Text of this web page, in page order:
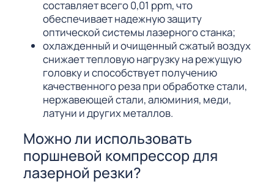
составляет всего 0,01 ppm, что
обеспечивает надежную защиту
оптической системы лазерного станка;
охлажденный и очищенный сжатый воздух
снижает тепловую нагрузку на режущую
головку и способствует получению
качественного реза при обработке стали,
нержавеющей стали, алюминия, меди,
латуни и других металлов.
Можно ли использовать
поршневой компрессор для
лазерной резки?